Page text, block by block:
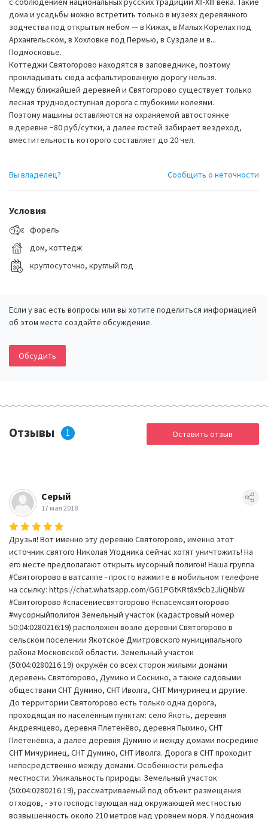
дома и усадьбы можно встретить только в музеях деревянного
зодчества под открытым небом — в Кижах, в Малых Корелах под
Архангельском, в Хохловке под Пермью, в Суздале и в...
Подмосковье.
Коттеджи Святогорово находятся в заповеднике, поэтому
прокладывать сюда асфальтированную дорогу нельзя.
Между ближайшей деревней и Святогорово существует только
лесная труднодоступная дорога с глубокими колеями.
Поэтому машины оставляются на охраняемой автостоянке
в деревне −80 руб/сутки, а далее гостей забирает вездеход,
вместительность которого составляет до 20 чел.
Вы владелец? Сообщить о неточности
Условия
форель
дом, коттедж
круглосуточно, круглый год
Если у вас есть вопросы или вы хотите поделиться информацией
об этом месте создайте обсуждение.
Обсудить
Отзывы 1 Оставить отзыв
Серый
17 мая 2018
Друзья! Вот именно эту деревню Святогорово, именно этот
источник святого Николая Угодника сейчас хотят уничтожить! На
его месте предполагают открыть мусорный полигон! Наша группа
#Святогорово в ватсаппе - просто нажмите в мобильном телефоне
на ссылку: https://chat.whatsapp.com/GG1PGtKRt8x9cb2JliQNbW
#Святогорово #спасениесвятогорово #спасемсвятогорово
#мусорныйполигон Земельный участок (кадастровый номер
50:04:0280216:19) расположен возле деревни Святогорово в
сельском поселении Якотское Дмитровского муниципального
района Московской области. Земельный участок
(50:04:0280216:19) окружён со всех сторон жилыми домами
деревень Святогорово, Думино и Соснино, а также садовыми
обществами СНТ Думино, СНТ Иволга, СНТ Мичуринец и другие.
До территории Святогорово есть только одна дорога,
проходящая по населённым пунктам: село Якоть, деревня
Андреянцево, деревня Плетенёво, деревня Пыхино, СНТ
Плетенёвка, а далее деревня Думино и между домами посредине
СНТ Мичуринец, СНТ Думино, СНТ Иволга. Дорога в СНТ проходит
непосредственно между домами. Особенности рельефа
местности. Уникальность природы. Земельный участок
(50:04:0280216:19), рассматриваемый под объект размещения
отходов, - это господствующая над окружающей местностью
возвышенность около 210 метров над уровнем моря. У подножия